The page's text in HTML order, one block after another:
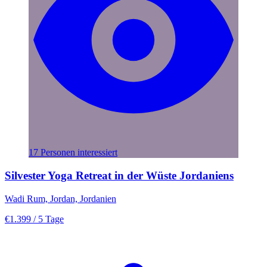
17 Personen interessiert
Silvester Yoga Retreat in der Wüste Jordaniens
Wadi Rum, Jordan, Jordanien
€1.399 / 5 Tage